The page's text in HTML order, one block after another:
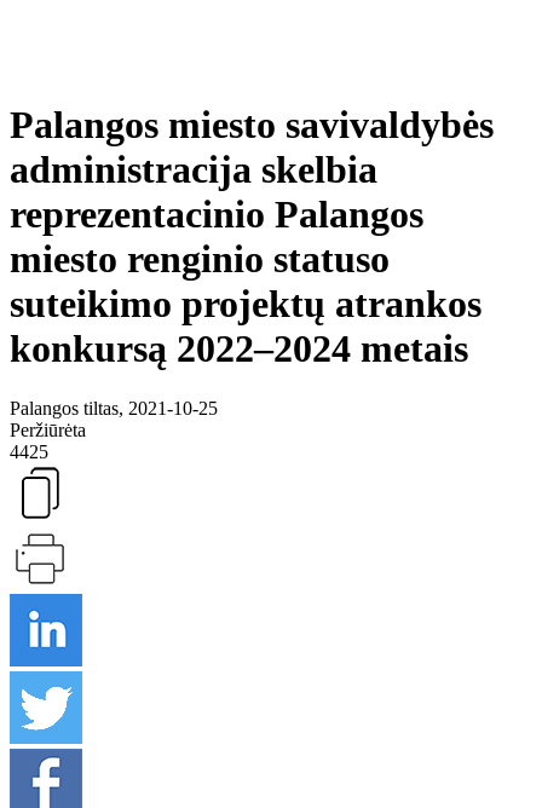
Palangos miesto savivaldybės
administracija skelbia
reprezentacinio Palangos
miesto renginio statuso
suteikimo projektų atrankos
konkursą 2022–2024 metais
Palangos tiltas, 2021-10-25
Peržiūrėta
4425